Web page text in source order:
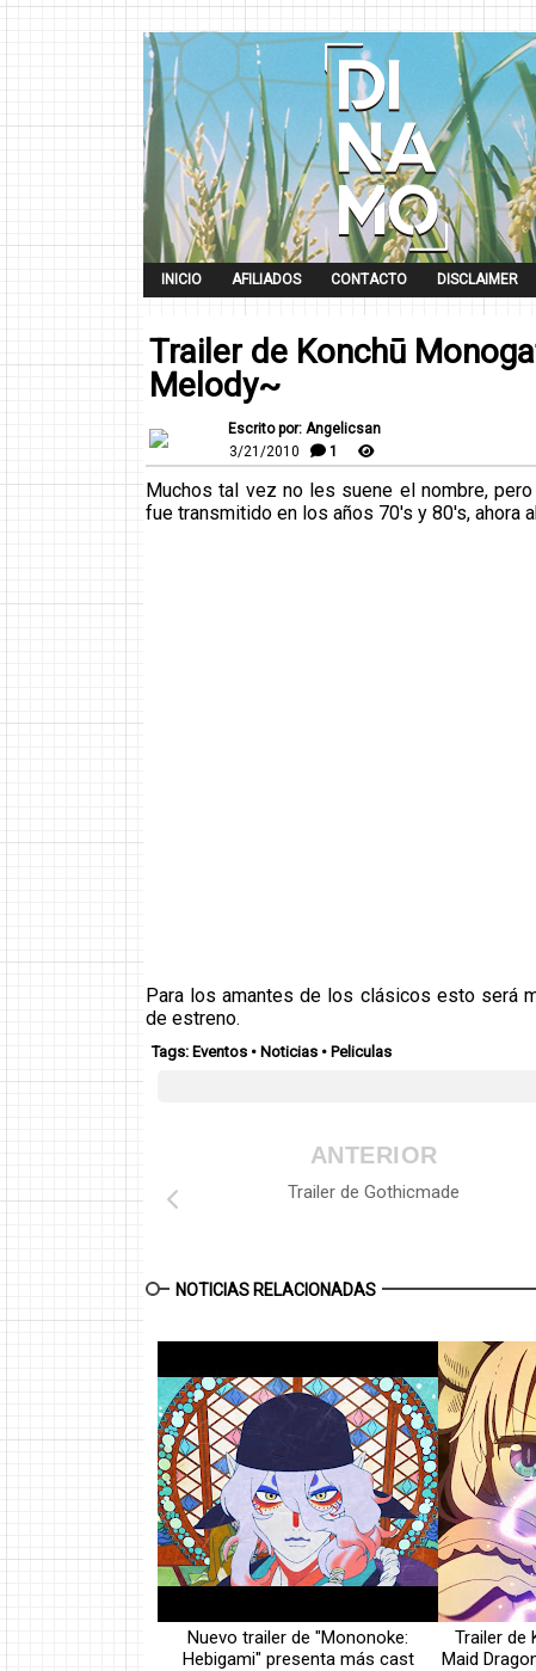
INICIO AFILIADOS CONTACTO DISCLAIMER
Trailer de Konchū
Melody~
Escrito por: Angelicsan
3/21/2010
1
Muchos tal vez no les suene el nombre,
fue transmitido en los años 70's y 80's, ahora
Para los amantes de los clásicos esto será
de estreno.
Tags: Eventos • Noticias • Peliculas
ANTERIOR
Trailer de Gothicmade
NOTICIAS RELACIONADAS
Nuevo trailer de "Mononoke:
Hebigami" presenta más cast
Trailer de
Maid